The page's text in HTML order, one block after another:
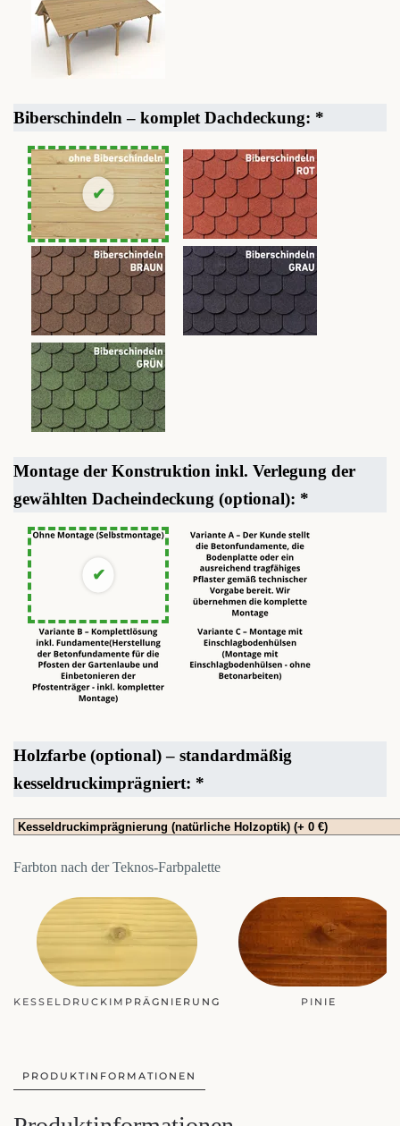
Biberschindeln – komplet Dachdeckung: *
Montage der Konstruktion inkl. Verlegung der
gewählten Dacheindeckung (optional): *
Holzfarbe (optional) – standardmäßig
kesseldruckimprägniert: *
Farbton nach der Teknos-Farbpalette
PINIE
MAHAGONI
PRODUKTINFORMATIONEN